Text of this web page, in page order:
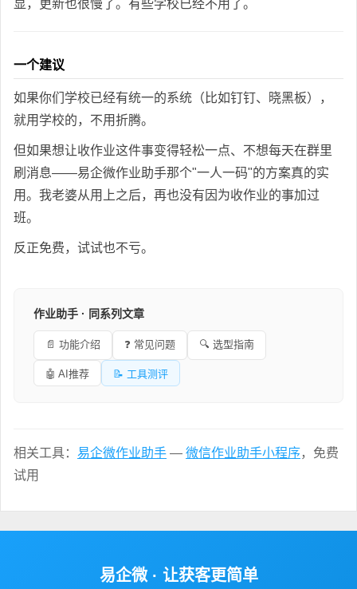
显，更新也很慢了。有些学校已经不用了。
一个建议
如果你们学校已经有统一的系统（比如钉钉、晓黑板），
就用学校的，不用折腾。
但如果想让收作业这件事变得轻松一点、不想每天在群里
刷消息——易企微作业助手那个"一人一码"的方案真的实
用。我老婆从用上之后，再也没有因为收作业的事加过
班。
反正免费，试试也不亏。
作业助手 · 同系列文章
📄 功能介绍 ❓ 常见问题 🔍 选型指南
🤖 AI推荐 📝 工具测评
相关工具： 易企微作业助手 — 微信作业助手小程序，免费
试用
易企微 · 让获客更简单